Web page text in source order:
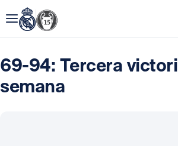
69-94: Tercera
semana